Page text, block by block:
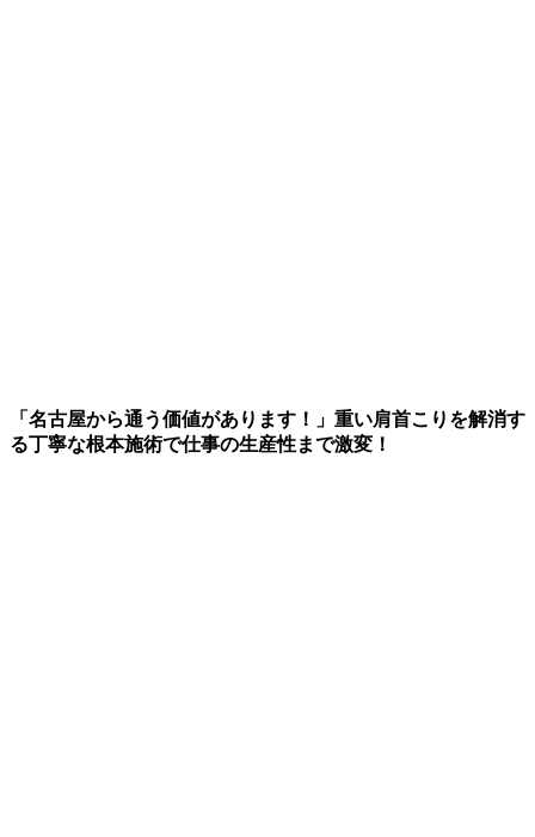
「名古屋から通う価値があります！」重い肩首こりを解消す
る丁寧な根本施術で仕事の生産性まで激変！